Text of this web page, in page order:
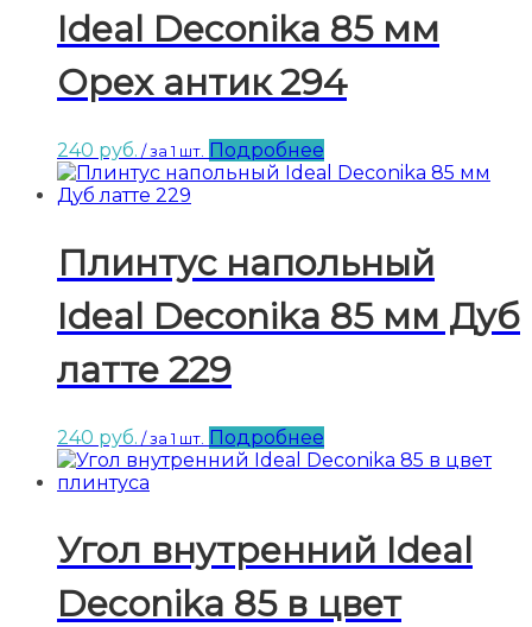
Ideal Deconika 85 мм
Орех антик 294
240 руб. / за 1 шт. Подробнее
Плинтус напольный
Ideal Deconika 85 мм Дуб
латте 229
240 руб. / за 1 шт. Подробнее
Угол внутренний Ideal
Deconika 85 в цвет